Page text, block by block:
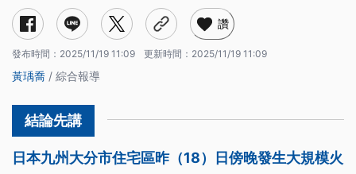
讚
發布時間： 2025/11/19 11:09 更新時間： 2025/11/19 11:09
黃瑀喬 / 綜合報導
日本九州大分市住宅區昨（18）日傍晚發生大規模火